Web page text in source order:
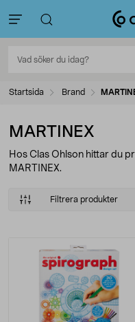
Startsida Brand
MARTINEX
Hos Clas Ohlson hittar du
MARTINEX.
Filtrera produkter
Produkter